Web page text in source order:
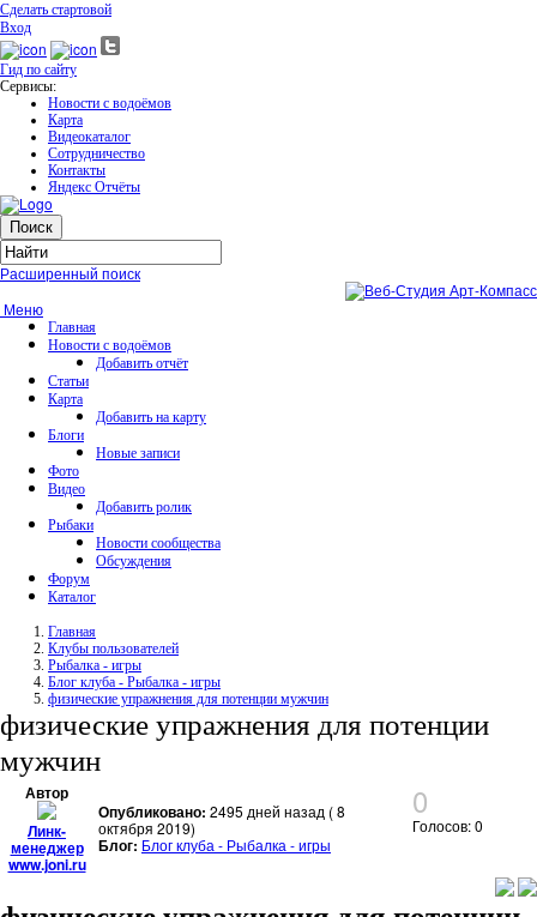
Сделать стартовой
Вход
Гид по сайту
Сервисы:
Новости с водоёмов
Карта
Видеокаталог
Сотрудничество
Контакты
Яндекс Отчёты
Расширенный поиск
Меню
Главная
Новости с водоёмов
Добавить отчёт
Статьи
Карта
Добавить на карту
Блоги
Новые записи
Фото
Видео
Добавить ролик
Рыбаки
Новости сообщества
Обсуждения
Форум
Каталог
Главная
Клубы пользователей
Рыбалка - игры
Блог клуба - Рыбалка - игры
физические упражнения для потенции мужчин
физические упражнения для потенции
мужчин
Автор
Линк-
менеджер
www.joni.ru
Опубликовано: 2495 дней назад ( 8
октября 2019)
Блог: Блог клуба - Рыбалка - игры
0
Голосов: 0